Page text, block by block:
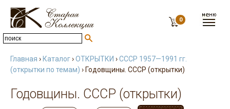
0
Главная › Каталог›ОТКРЫТКИ ›СССР 1957—1991 гг.
(открытки по темам) › Годовщины. СССР (открытки)
Годовщины. СССР (открытки)